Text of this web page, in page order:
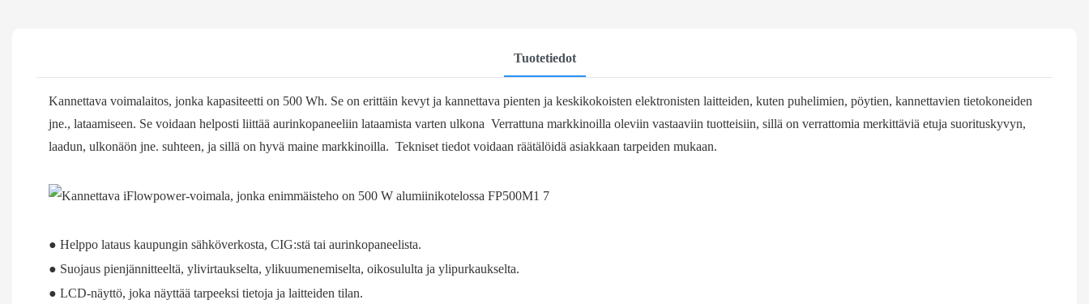
Tuotetiedot
Kannettava voimalaitos, jonka kapasiteetti on 500 Wh. Se on erittäin kevyt ja kannettava pienten ja keskikokoisten elektronisten laitteiden, kuten puhelimien, pöytien, kannettavien tietokoneiden
jne., lataamiseen. Se voidaan helposti liittää aurinkopaneeliin lataamista varten ulkona Verrattuna markkinoilla oleviin vastaaviin tuotteisiin, sillä on verrattomia merkittäviä etuja suorituskyvyn,
laadun, ulkonäön jne. suhteen, ja sillä on hyvä maine markkinoilla. Tekniset tiedot voidaan räätälöidä asiakkaan tarpeiden mukaan.
● Helppo lataus kaupungin sähköverkosta, CIG:stä tai aurinkopaneelista.
● Suojaus pienjännitteeltä, ylivirtaukselta, ylikuumenemiselta, oikosululta ja ylipurkaukselta.
● LCD-näyttö, joka näyttää tarpeeksi tietoja ja laitteiden tilan.